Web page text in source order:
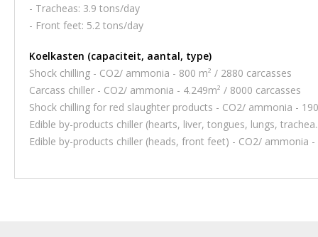
- Tracheas: 3.9 tons/day
- Front feet: 5.2 tons/day
Koelkasten (capaciteit, aantal, type)
Shock chilling - CO2/ ammonia - 800 m² / 2880 carcasses
Carcass chiller - CO2/ ammonia - 4.249m² / 8000 carcasses
Shock chilling for red slaughter products - CO2/ ammonia -
Edible by-products chiller (hearts, liver, tongues, lungs,
Edible by-products chiller (heads, front feet) - CO2/ ammonia -